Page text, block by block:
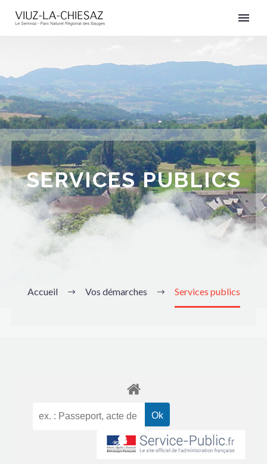
SERVICES PUBLICS
Accueil Vos démarches Services publics